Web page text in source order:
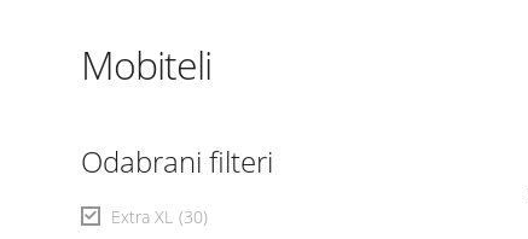
Mobiteli
Odabrani filteri
Extra XL (30)